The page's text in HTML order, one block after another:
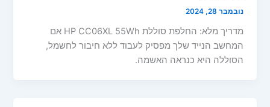
נובמבר 28, 2024
מדריך מלא: החלפת סוללת HP CC06XL 55Wh אם
המחשב הנייד שלך מפסיק לעבוד ללא חיבור לחשמל,
הסוללה היא כנראה האשמה.